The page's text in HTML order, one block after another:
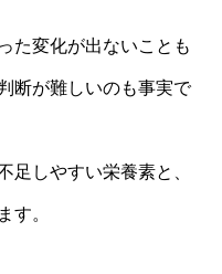
た変化が出ないことも
断が難しいのも事実で
足しやすい栄養素と、
す。